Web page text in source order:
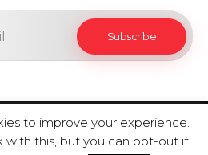
- All Rights Reserved.
to improve your experience.
with this, but you can opt-out if